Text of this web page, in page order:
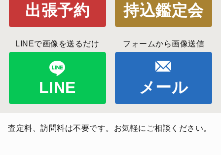
出張予約 持込鑑定会
LINEで画像を送るだけ
LINE
フォームから画像送信
メール
査定料、訪問料は不要です。お気軽にご相談ください。